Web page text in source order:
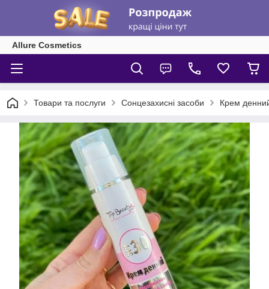
Allure Cosmetics
Товари та послуги Сонцезахисні засоби Крем